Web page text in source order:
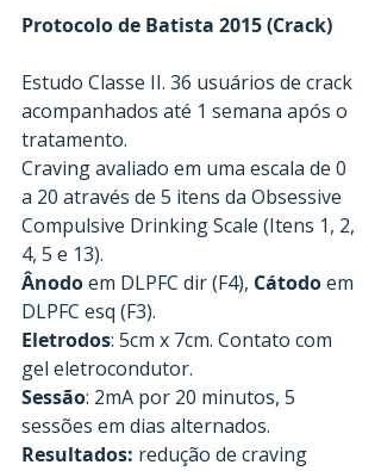
Protocolo de Batista 2015 (Crack)
Estudo Classe II. 36 usuários de crack
acompanhados até 1 semana após o
tratamento.
Craving avaliado em uma escala de 0
a 20 através de 5 itens da Obsessive
Compulsive Drinking Scale (Itens 1, 2,
4, 5 e 13).
Ânodo em DLPFC dir (F4), Cátodo em
DLPFC esq (F3).
Eletrodos: 5cm x 7cm. Contato com
gel eletrocondutor.
Sessão: 2mA por 20 minutos, 5
sessões em dias alternados.
Resultados: redução de craving